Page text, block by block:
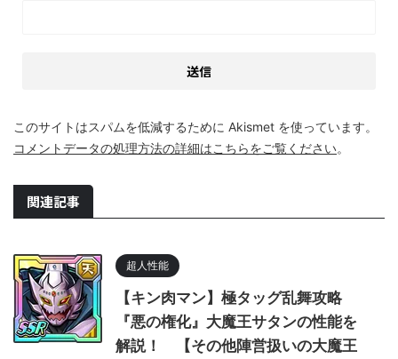
このサイトはスパムを低減するために Akismet を使っています。
コメントデータの処理方法の詳細はこちらをご覧ください。
関連記事
超人性能
【キン肉マン】極タッグ乱舞攻略
『悪の権化』大魔王サタンの性能を
解説！ 【その他陣営扱いの大魔王